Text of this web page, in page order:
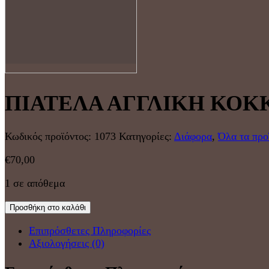
ΠΙΑΤΕΛΑ ΑΓΓΛΙΚΗ
Κωδικός προϊόντος: 1073 Κατηγορίες: Διάφορα,Όλα τα
€70,00
1 σε απόθεμα
Προσθήκη στο καλάθι
Επιπρόσθετες Πληροφορίες
Αξιολογήσεις (0)